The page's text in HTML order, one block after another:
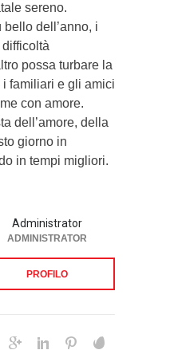
sereno.
dell’anno, i
possa turbare la
familiari e gli amici
con amore.
dell’amore, della
giorno in
in tempi migliori.
,
Administrator
ADMINISTRATOR
PROFILO